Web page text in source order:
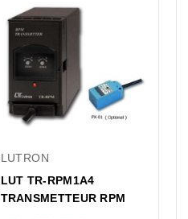
LUTRON
LUT TR-RPM1A4
TRANSMETTEUR RPM